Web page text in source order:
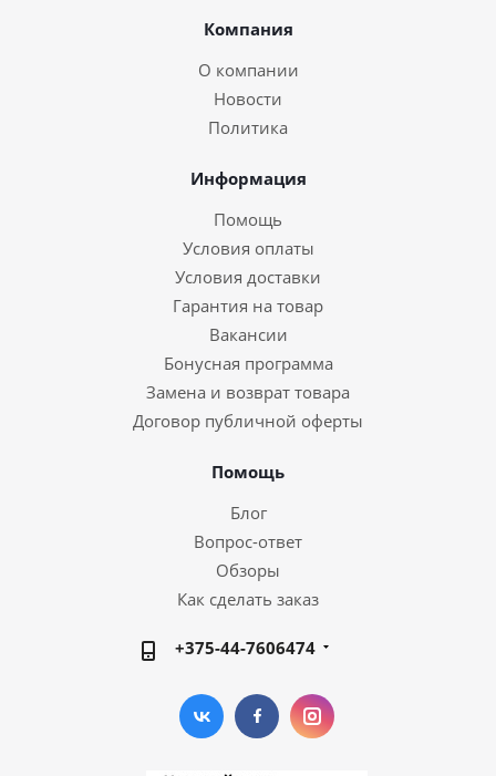
Компания
О компании
Новости
Политика
Информация
Помощь
Условия оплаты
Условия доставки
Гарантия на товар
Вакансии
Бонусная программа
Замена и возврат товара
Договор публичной оферты
Помощь
Блог
Вопрос-ответ
Обзоры
Как сделать заказ
+375-44-7606474